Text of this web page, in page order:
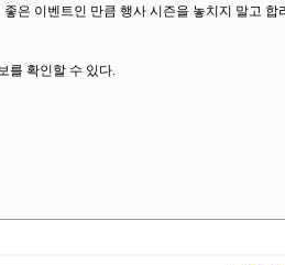
은 이벤트인 만큼 행사 시즌을 놓치지 말고 합
를 확인할 수 있다.